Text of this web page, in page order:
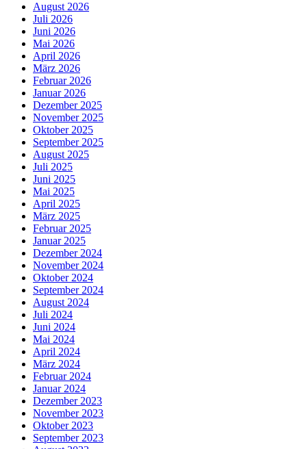
August 2026
Juli 2026
Juni 2026
Mai 2026
April 2026
März 2026
Februar 2026
Januar 2026
Dezember 2025
November 2025
Oktober 2025
September 2025
August 2025
Juli 2025
Juni 2025
Mai 2025
April 2025
März 2025
Februar 2025
Januar 2025
Dezember 2024
November 2024
Oktober 2024
September 2024
August 2024
Juli 2024
Juni 2024
Mai 2024
April 2024
März 2024
Februar 2024
Januar 2024
Dezember 2023
November 2023
Oktober 2023
September 2023